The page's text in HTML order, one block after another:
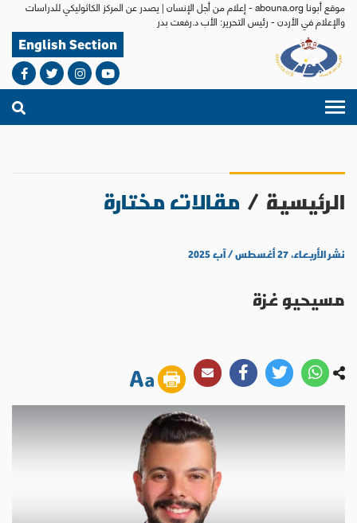
موقع أبونا abouna.org - إعلام من أجل الإنسان | يصدر عن المركز الكاثوليكي للدراسات
والإعلام في الأردن - رئيس التحرير: الأب د.رفعت بدر
English Section
الرئيسية / مقالات مختارة
نشر الأربعاء، ٢٧ أغسطس / آب ٢٠٢٥
مسيحيو غزة